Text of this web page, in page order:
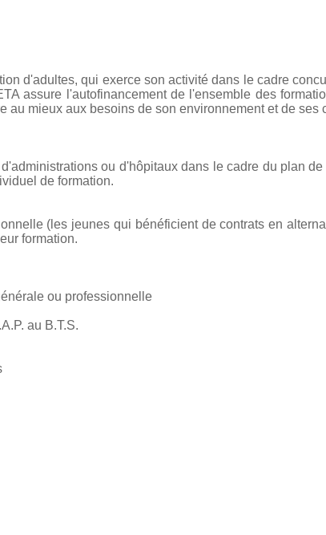
d'adultes, qui exerce son activité dans le cadre
assure l'autofinancement de l'ensemble des
au mieux aux besoins de son environnement et de ses
ou d'hôpitaux dans le cadre du plan
de formation.
(les jeunes qui bénéficient de contrats en
formation.
ou professionnelle
au B.T.S.